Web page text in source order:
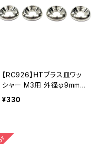
【RC926】HTブラス皿ワッ
シャー M3用 外径φ9mm
(4個入り) KN-HTBSS18
¥330